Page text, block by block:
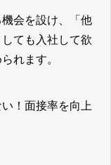
会を設け、「他
ても入社して欲
れます。
！面接率を向上